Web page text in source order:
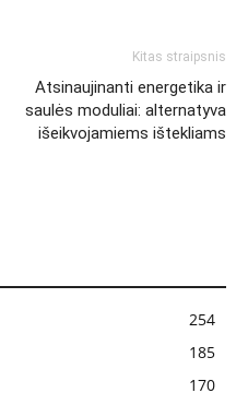
Kitas straipsnis
Atsinaujinanti energetika ir
saulės moduliai: alternatyva
išeikvojamiems ištekliams
254
185
170